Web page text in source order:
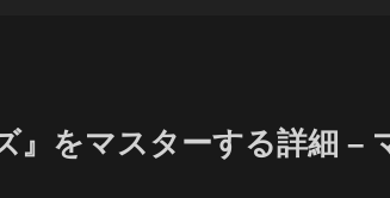
』をマスターする詳細 –